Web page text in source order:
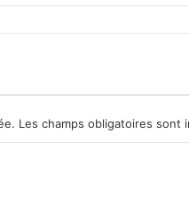
Les champs obligatoires sont